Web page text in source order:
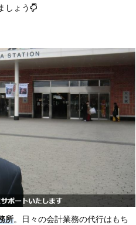
しょう
所。日々の会計業務の代行はもち